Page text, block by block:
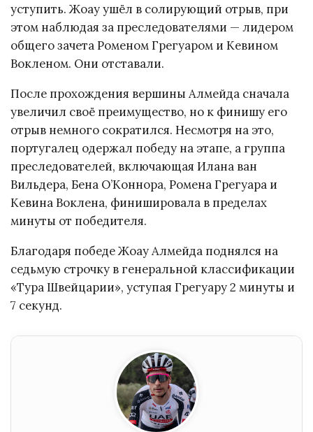
уступить. Жоау ушёл в солирующий отрыв, при
этом наблюдая за преследователями — лидером
общего зачета Роменом Грегуаром и Кевином
Вокленом. Они отставали.
После прохождения вершины Алмейда сначала
увеличил своё преимущество, но к финишу его
отрыв немного сократился. Несмотря на это,
португалец одержал победу на этапе, а группа
преследователей, включающая Илана ван
Вильдера, Бена О’Коннора, Ромена Грегуара и
Кевина Воклена, финишировала в пределах
минуты от победителя.
Благодаря победе Жоау Алмейда поднялся на
седьмую строчку в генеральной классификации
«Тура Швейцарии», уступая Грегуару 2 минуты и
7 секунд.